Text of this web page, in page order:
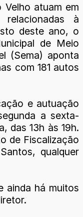
atuam em
à
deste ano, o
de Meio
(Sema) aponta
com 181 autos
e autuação
a sexta-
das 13h às 19h.
de Fiscalização
qualquer
ainda há muitos